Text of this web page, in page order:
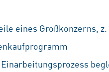
eines Großkonzerns,